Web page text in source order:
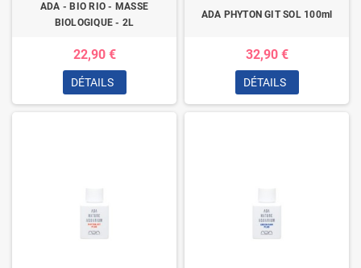
ADA - BIO RIO - MASSE
BIOLOGIQUE - 2L
22,90 €
DÉTAILS
ADA PHYTON GIT SOL 100ml
32,90 €
DÉTAILS